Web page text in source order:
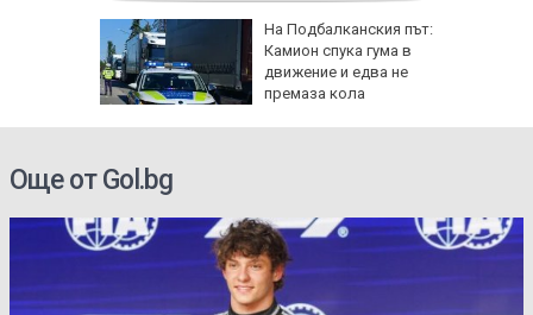
На Подбалканския път:
Камион спука гума в
движение и едва не
премаза кола
Още от Gol.bg